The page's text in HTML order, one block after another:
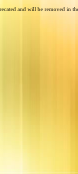
and will be removed in